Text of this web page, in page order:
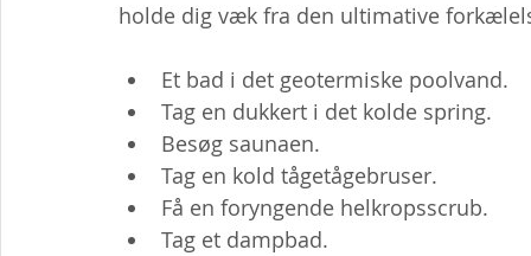
holde dig væk fra den ultimative
Et bad i det geotermiske poolvand.
Tag en dukkert i det kolde spring.
Besøg saunaen.
Tag en kold tågetågebruser.
Få en foryngende helkropsscrub.
Tag et dampbad.